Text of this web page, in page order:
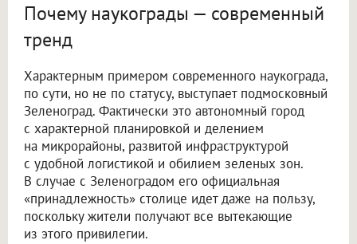
Почему наукограды — современный
тренд
Характерным примером современного наукограда,
по сути, но не по статусу, выступает подмосковный
Зеленоград. Фактически это автономный город
с характерной планировкой и делением
на микрорайоны, развитой инфраструктурой
с удобной логистикой и обилием зеленых зон.
В случае с Зеленоградом его официальная
«принадлежность» столице идет даже на пользу,
поскольку жители получают все вытекающие
из этого привилегии.